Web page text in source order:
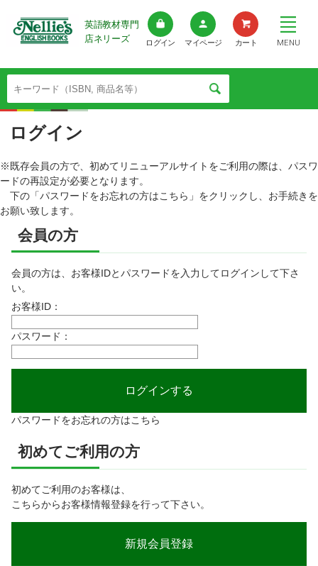
英語教材専門
店ネリーズ
ログイン マイページ カート MENU
ログイン
※既存会員の方で、初めてリニューアルサイトをご利用の際は、パスワ
ードの再設定が必要となります。
下の「パスワードをお忘れの方はこちら」をクリックし、お手続きを
お願い致します。
会員の方
会員の方は、お客様IDとパスワードを入力してログインして下さ
い。
お客様ID：
パスワード：
パスワードをお忘れの方はこちら
初めてご利用の方
初めてご利用のお客様は、
こちらからお客様情報登録を行って下さい。